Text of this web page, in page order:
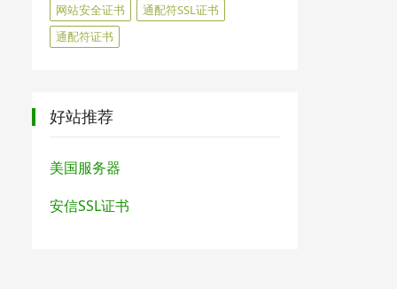
网站安全证书
通配符SSL证书
通配符证书
好站推荐
美国服务器
安信SSL证书